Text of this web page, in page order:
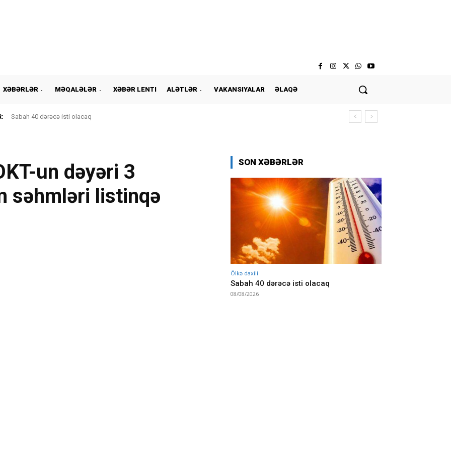
XƏBƏRLƏR MƏQALƏLƏR XƏBƏR LENTI ALƏTLƏR VAKANSIYALAR ƏLAQƏ
Sabah 40 dərəcə isti olacaq
un dəyəri 3
səhmləri listinqə
SON XƏBƏRLƏR
Ölkə daxili
Sabah 40 dərəcə isti olacaq
08/08/2026